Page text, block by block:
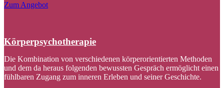
Zum Angebot
Körperpsychotherapie
Die Kombination von verschiedenen körperorientierten Methoden
und dem da heraus folgenden bewussten Gespräch ermöglicht einen
fühlbaren Zugang zum inneren Erleben und seiner Geschichte.